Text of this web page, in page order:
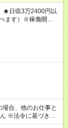
★日収3万2400円以
ます）※稼働開始時
※法令に基づき、
なります ※労働者